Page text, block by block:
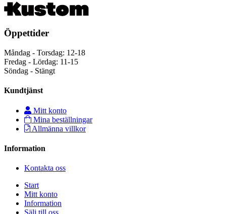
Öppettider
Måndag - Torsdag: 12-18
Fredag - Lördag: 11-15
Söndag - Stängt
Kundtjänst
Mitt konto
Mina beställningar
Allmänna villkor
Information
Kontakta oss
Start
Mitt konto
Information